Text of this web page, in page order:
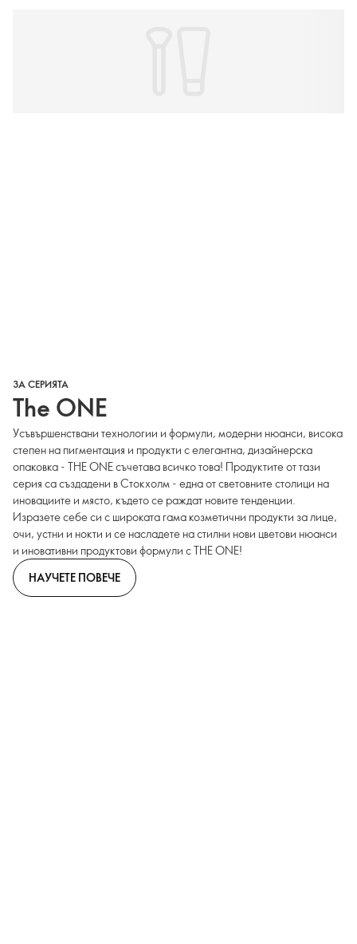
ЗА СЕРИЯТА
The ONE
Усъвършенствани технологии и формули, модерни нюанси, висока
степен на пигментация и продукти с елегантна, дизайнерска
опаковка - THE ONE съчетава всичко това! Продуктите от тази
серия са създадени в Стокхолм - една от световните столици на
иновациите и място, където се раждат новите тенденции.
Изразете себе си с широката гама козметични продукти за лице,
очи, устни и нокти и се насладете на стилни нови цветови нюанси
и иновативни продуктови формули с THE ONE!
НАУЧЕТЕ ПОВЕЧЕ